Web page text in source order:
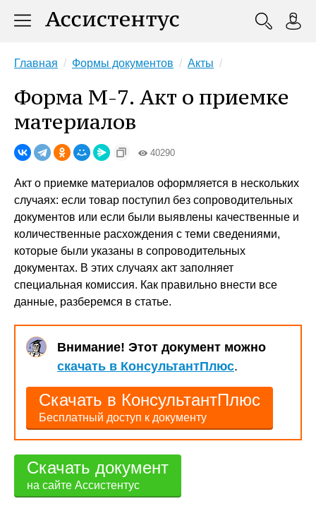
Главная Формы документов Акты
Форма М-7. Акт о приемке
материалов
40290
Акт о приемке материалов оформляется в нескольких
случаях: если товар поступил без сопроводительных
документов или если были выявлены качественные и
количественные расхождения с теми сведениями,
которые были указаны в сопроводительных
документах. В этих случаях акт заполняет
специальная комиссия. Как правильно внести все
данные, разберемся в статье.
Внимание! Этот документ можно
скачать в КонсультантПлюс.
Скачать в КонсультантПлюс
Бесплатный доступ к документу
Скачать документ
на сайте Ассистентус